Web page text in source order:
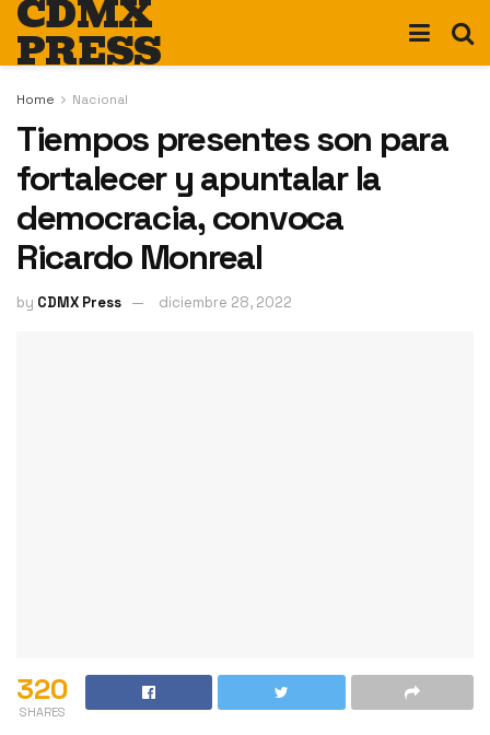
CDMX
PRESS
Home Nacional
Tiempos presentes son para
fortalecer y apuntalar la
democracia, convoca
Ricardo Monreal
by CDMX Press diciembre 28, 2022
320
SHARES